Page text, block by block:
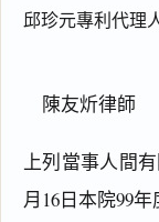
邱珍元專利代理
陳友炘律師
上列當事人間
月16日本院99